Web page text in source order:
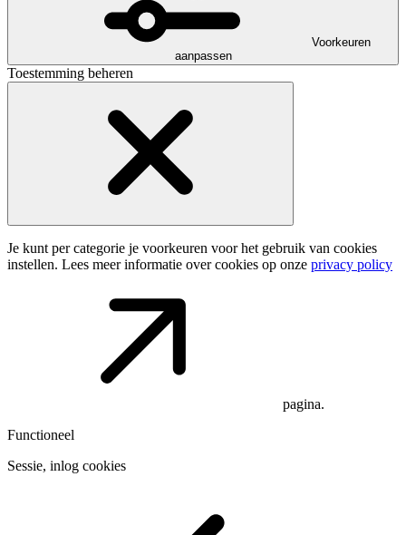
Voorkeuren
aanpassen
Toestemming beheren
Je kunt per categorie je voorkeuren voor het gebruik van cookies
instellen. Lees meer informatie over cookies op onze privacy policy
pagina.
Functioneel
Sessie, inlog cookies